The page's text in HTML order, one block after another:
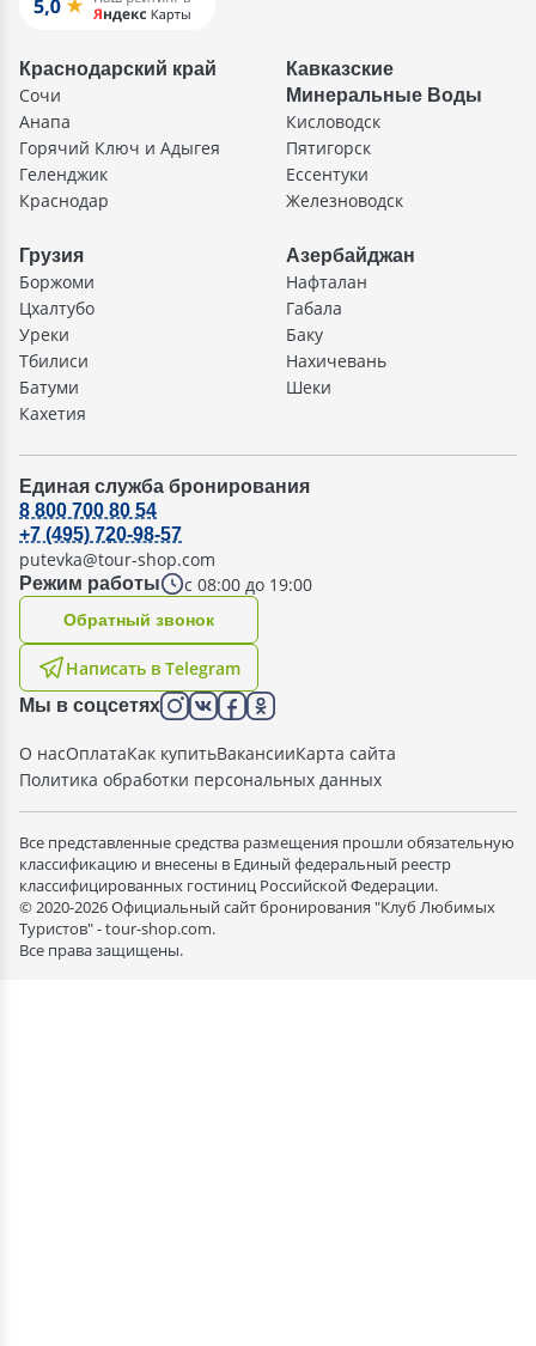
Краснодарский край
Сочи
Анапа
Горячий Ключ и Адыгея
Геленджик
Краснодар
Кавказские
Минеральные Воды
Кисловодск
Пятигорск
Ессентуки
Железноводск
Грузия
Боржоми
Цхалтубо
Уреки
Тбилиси
Батуми
Кахетия
Азербайджан
Нафталан
Габала
Баку
Нахичевань
Шеки
Единая служба бронирования
Режим работы с 08:00 до 19:00
8 800 700 80 54
+7 (495) 720-98-57
putevka@tour-shop.com
Написать в Telegram
Oбратный звонок
Мы в соцсетях
О насОплатаКак купитьВакансииКарта сайта
Политика обработки персональных данных
Все представленные средства размещения прошли обязательную
классификацию и внесены в Единый федеральный реестр
классифицированных гостиниц Российской Федерации.
© 2020-2026 Официальный сайт бронирования "Клуб Любимых
Туристов" - tour-shop.com.
Все права защищены.